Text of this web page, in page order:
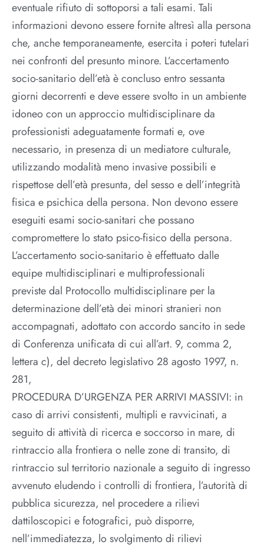
eventuale rifiuto di sottoporsi a tali esami. Tali
informazioni devono essere fornite altresì alla persona
che, anche temporaneamente, esercita i poteri tutelari
nei confronti del presunto minore. L’accertamento
socio-sanitario dell’età è concluso entro sessanta
giorni decorrenti e deve essere svolto in un ambiente
idoneo con un approccio multidisciplinare da
professionisti adeguatamente formati e, ove
necessario, in presenza di un mediatore culturale,
utilizzando modalità meno invasive possibili e
rispettose dell’età presunta, del sesso e dell’integrità
fisica e psichica della persona. Non devono essere
eseguiti esami socio-sanitari che possano
compromettere lo stato psico-fisico della persona.
L’accertamento socio-sanitario è effettuato dalle
equipe multidisciplinari e multiprofessionali
previste dal Protocollo multidisciplinare per la
determinazione dell’età dei minori stranieri non
accompagnati, adottato con accordo sancito in sede
di Conferenza unificata di cui all’art. 9, comma 2,
lettera c), del decreto legislativo 28 agosto 1997, n.
281,
PROCEDURA D’URGENZA PER ARRIVI MASSIVI: in
caso di arrivi consistenti, multipli e ravvicinati, a
seguito di attività di ricerca e soccorso in mare, di
rintraccio alla frontiera o nelle zone di transito, di
rintraccio sul territorio nazionale a seguito di ingresso
avvenuto eludendo i controlli di frontiera, l’autorità di
pubblica sicurezza, nel procedere a rilievi
dattiloscopici e fotografici, può disporre,
nell’immediatezza, lo svolgimento di rilievi